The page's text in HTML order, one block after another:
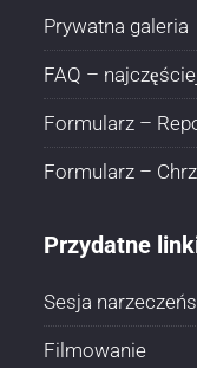
Prywatna galeria
FAQ –
Formularz –
Formularz –
Przydatne
Sesja
Filmowanie